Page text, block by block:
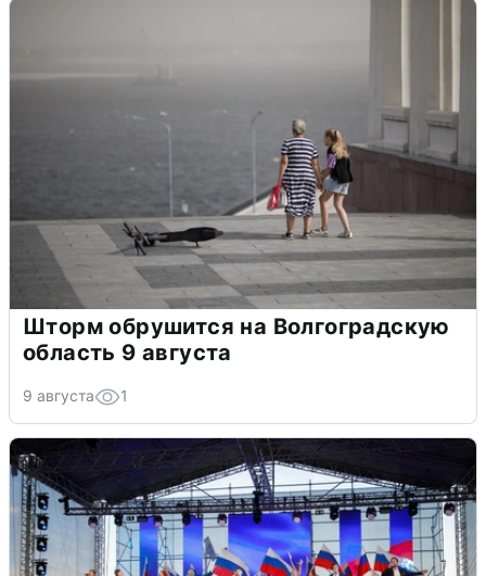
Шторм обрушится на Волгоградскую
область 9 августа
9 августа 1